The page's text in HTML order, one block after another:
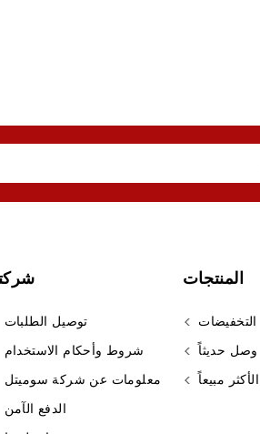
المنتجات
التخفيضات
وصل حديثاً
الأكثر مبيعاً
توصيل الطلبات
شروط وأحكام الاستخدام
معلومات عن شركة سوميتل
الدفع الآمن